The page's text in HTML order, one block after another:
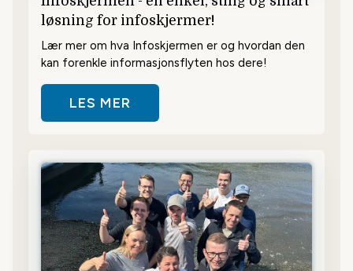
løsning for infoskjermer!
Lær mer om hva Infoskjermen er og hvordan den
kan forenkle informasjonsflyten hos dere!
LES MER
OM INFOSKJERMEN - EN ENKEL,